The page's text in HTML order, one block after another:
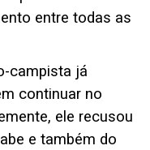
entre todas as
campista já
continuar no
ele recusou
e também do